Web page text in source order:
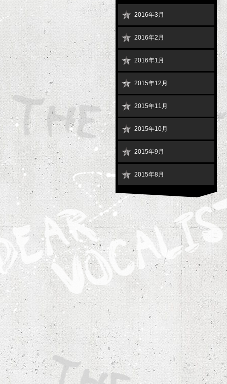
2016年3月
2016年2月
2016年1月
2015年12月
2015年11月
2015年10月
2015年9月
2015年8月